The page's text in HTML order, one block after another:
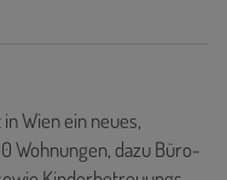
Wien ein neues,
Wohnungen, dazu Büro-